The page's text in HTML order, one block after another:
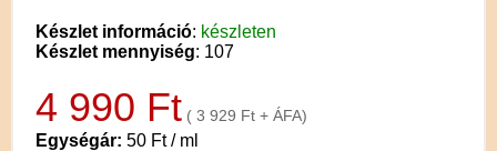
Készlet információ: készleten
Készlet mennyiség: 107
4 990 Ft ( 3 929 Ft + ÁFA)
Egységár: 50 Ft / ml